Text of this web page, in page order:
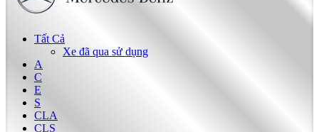
Tất Cả
Xe đã qua sử dụng
A
C
E
S
CLA
CLS